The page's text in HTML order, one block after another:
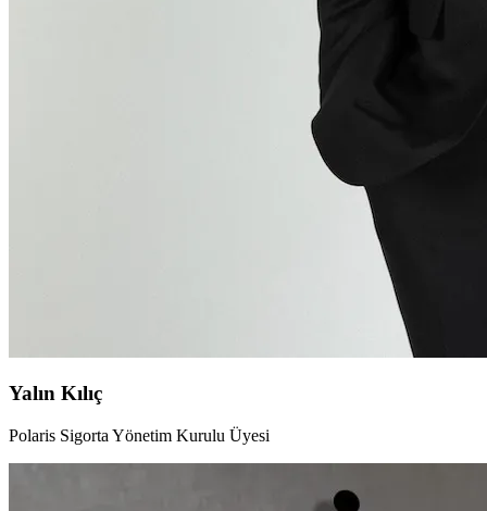
Yalın Kılıç
Polaris Sigorta Yönetim Kurulu Üyesi